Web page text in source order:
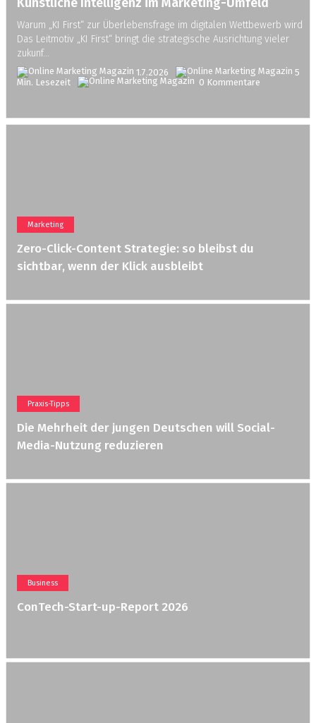
jungen Zielgruppe dank WM verdoppeln
ZDF und WM: Ein Gewinner mit Ansage? Du fragst dich vielleicht,
warum ausgerechnet das ZDF im TV-Markt im Juni so massiv
zulegen konnte. Über Jahre ...
1.7.2026
Warum „KI First“ zur Überlebensfrage im digitalen Wettbewerb wird
Das Leitmotiv „KI First“ bringt die strategische Ausrichtung vieler
zukunf...
1.7.2026
5
Min. Lesezeit
0 Kommentare
Marketing
Zero-Click-Content Strategie: so bleibst du
sichtbar, wenn der Klick ausbleibt
Praxis-Tipps
Die Mehrheit der jungen Deutschen will Social-
Media-Nutzung reduzieren
Business
ConTech-Start-up-Report 2026